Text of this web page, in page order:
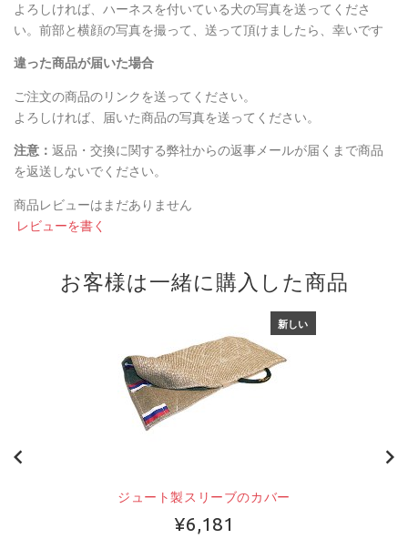
よろしければ、ハーネスを付いている犬の写真を送ってくださ
い。前部と横顔の写真を撮って、送って頂けましたら、幸いです
違った商品が届いた場合
ご注文の商品のリンクを送ってください。
よろしければ、届いた商品の写真を送ってください。
注意： 返品・交換に関する弊社からの返事メールが届くまで商品
を返送しないでください。
商品レビューはまだありません
レビューを書く
お客様は一緒に購入した商品
新しい
ジュート製スリーブのカバー
¥6,181